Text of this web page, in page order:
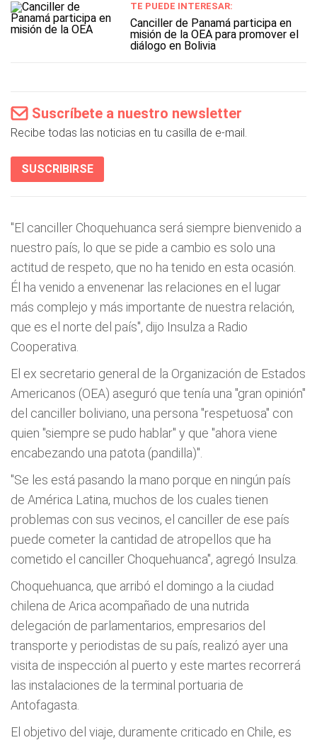
TE PUEDE INTERESAR:
Canciller de Panamá participa en
misión de la OEA para promover el
diálogo en Bolivia
Suscríbete a nuestro newsletter
Recibe todas las noticias en tu casilla de e-mail.
SUSCRIBIRSE
"El canciller Choquehuanca será siempre bienvenido a
nuestro país, lo que se pide a cambio es solo una
actitud de respeto, que no ha tenido en esta ocasión.
Él ha venido a envenenar las relaciones en el lugar
más complejo y más importante de nuestra relación,
que es el norte del país", dijo Insulza a Radio
Cooperativa.
El ex secretario general de la Organización de Estados
Americanos (OEA) aseguró que tenía una "gran opinión"
del canciller boliviano, una persona "respetuosa" con
quien "siempre se pudo hablar" y que "ahora viene
encabezando una patota (pandilla)".
"Se les está pasando la mano porque en ningún país
de América Latina, muchos de los cuales tienen
problemas con sus vecinos, el canciller de ese país
puede cometer la cantidad de atropellos que ha
cometido el canciller Choquehuanca", agregó Insulza.
Choquehuanca, que arribó el domingo a la ciudad
chilena de Arica acompañado de una nutrida
delegación de parlamentarios, empresarios del
transporte y periodistas de su país, realizó ayer una
visita de inspección al puerto y este martes recorrerá
las instalaciones de la terminal portuaria de
Antofagasta.
El objetivo del viaje, duramente criticado en Chile, es